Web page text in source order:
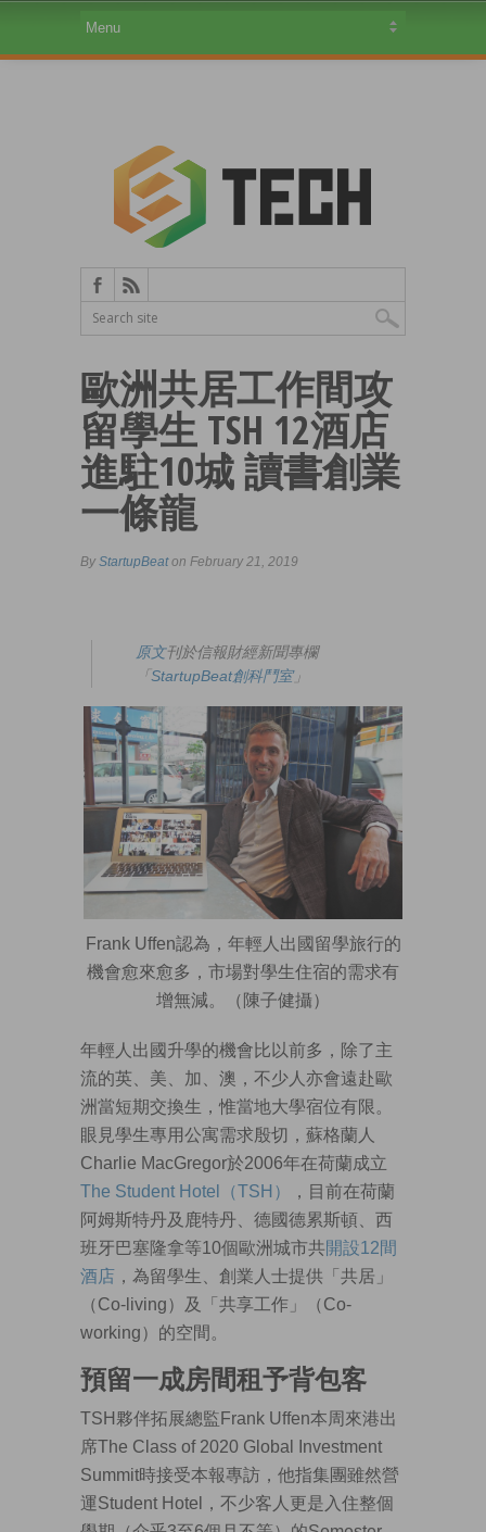
歐洲共居工作間攻
留學生 TSH 12酒店
進駐10城 讀書創業
一條龍
By StartupBeaton February 21, 2019
原文刊於信報財經新聞專欄
「StartupBeat創科鬥室」
Frank Uffen認為，年輕人出國留學旅行的
機會愈來愈多，市場對學生住宿的需求有
增無減。（陳子健攝）
年輕人出國升學的機會比以前多，除了主
流的英、美、加、澳，不少人亦會遠赴歐
洲當短期交換生，惟當地大學宿位有限。
眼見學生專用公寓需求殷切，蘇格蘭人
Charlie MacGregor於2006年在荷蘭成立
The Student Hotel（TSH）
，目前在荷蘭
阿姆斯特丹及鹿特丹、德國德累斯頓、西
班牙巴塞隆拿等10個歐洲城市共開設12間
酒店 ，為留學生、創業人士提供「共居」
（Co-living）及「共享工作」（Co-
working）的空間。
預留一成房間租予背包客
TSH夥伴拓展總監Frank Uffen本周來港出
席The Class of 2020 Global Investment
Summit時接受本報專訪，他指集團雖然營
運Student Hotel，不少客人更是入住整個